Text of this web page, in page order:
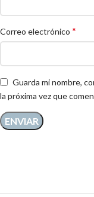
Correo electrónico *
Guarda mi nombre,
la próxima vez que